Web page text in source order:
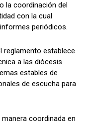
la coordinación del
con la cual
periódicos.
reglamento establece
a las diócesis
estables de
de escucha para
coordinada en